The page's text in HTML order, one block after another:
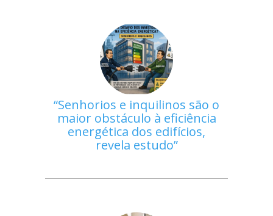
Senhorios e inquilinos são o
maior obstáculo à eficiência
energética dos edifícios,
revela estudo